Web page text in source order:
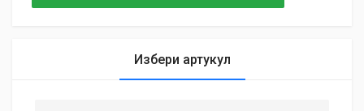
Избери артукул